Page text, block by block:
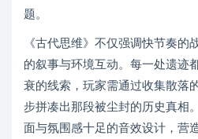
题。
《古代思维》不仅强调快节奏的
的叙事与环境互动。每一处遗迹
衰的线索，玩家需通过收集散落
步拼凑出那段被尘封的历史真相
面与氛围感十足的音效设计，营